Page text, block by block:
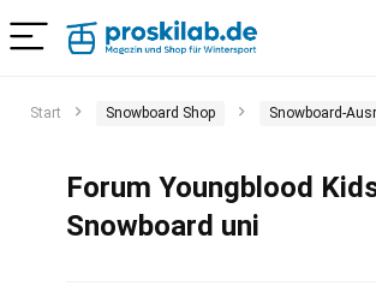
Start Snowboard Shop Snowboard-
Forum Youngblood
Snowboard uni